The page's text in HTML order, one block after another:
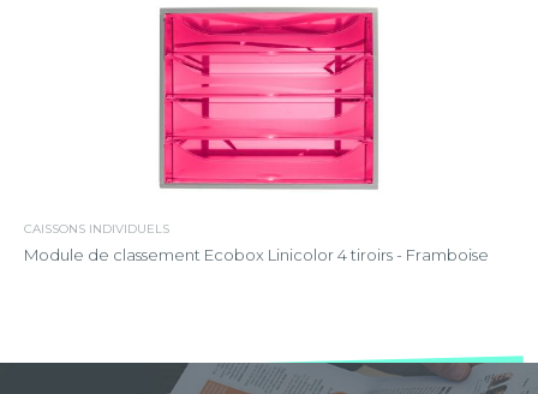
CAISSONS INDIVIDUELS
Module de classement Ecobox Linicolor 4 tiroirs - Framboise